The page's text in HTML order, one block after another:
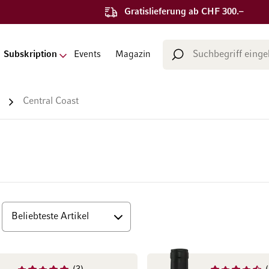
Gratislieferung ab CHF 300.–
Subskription Events Magazin
Suche
Central Coast